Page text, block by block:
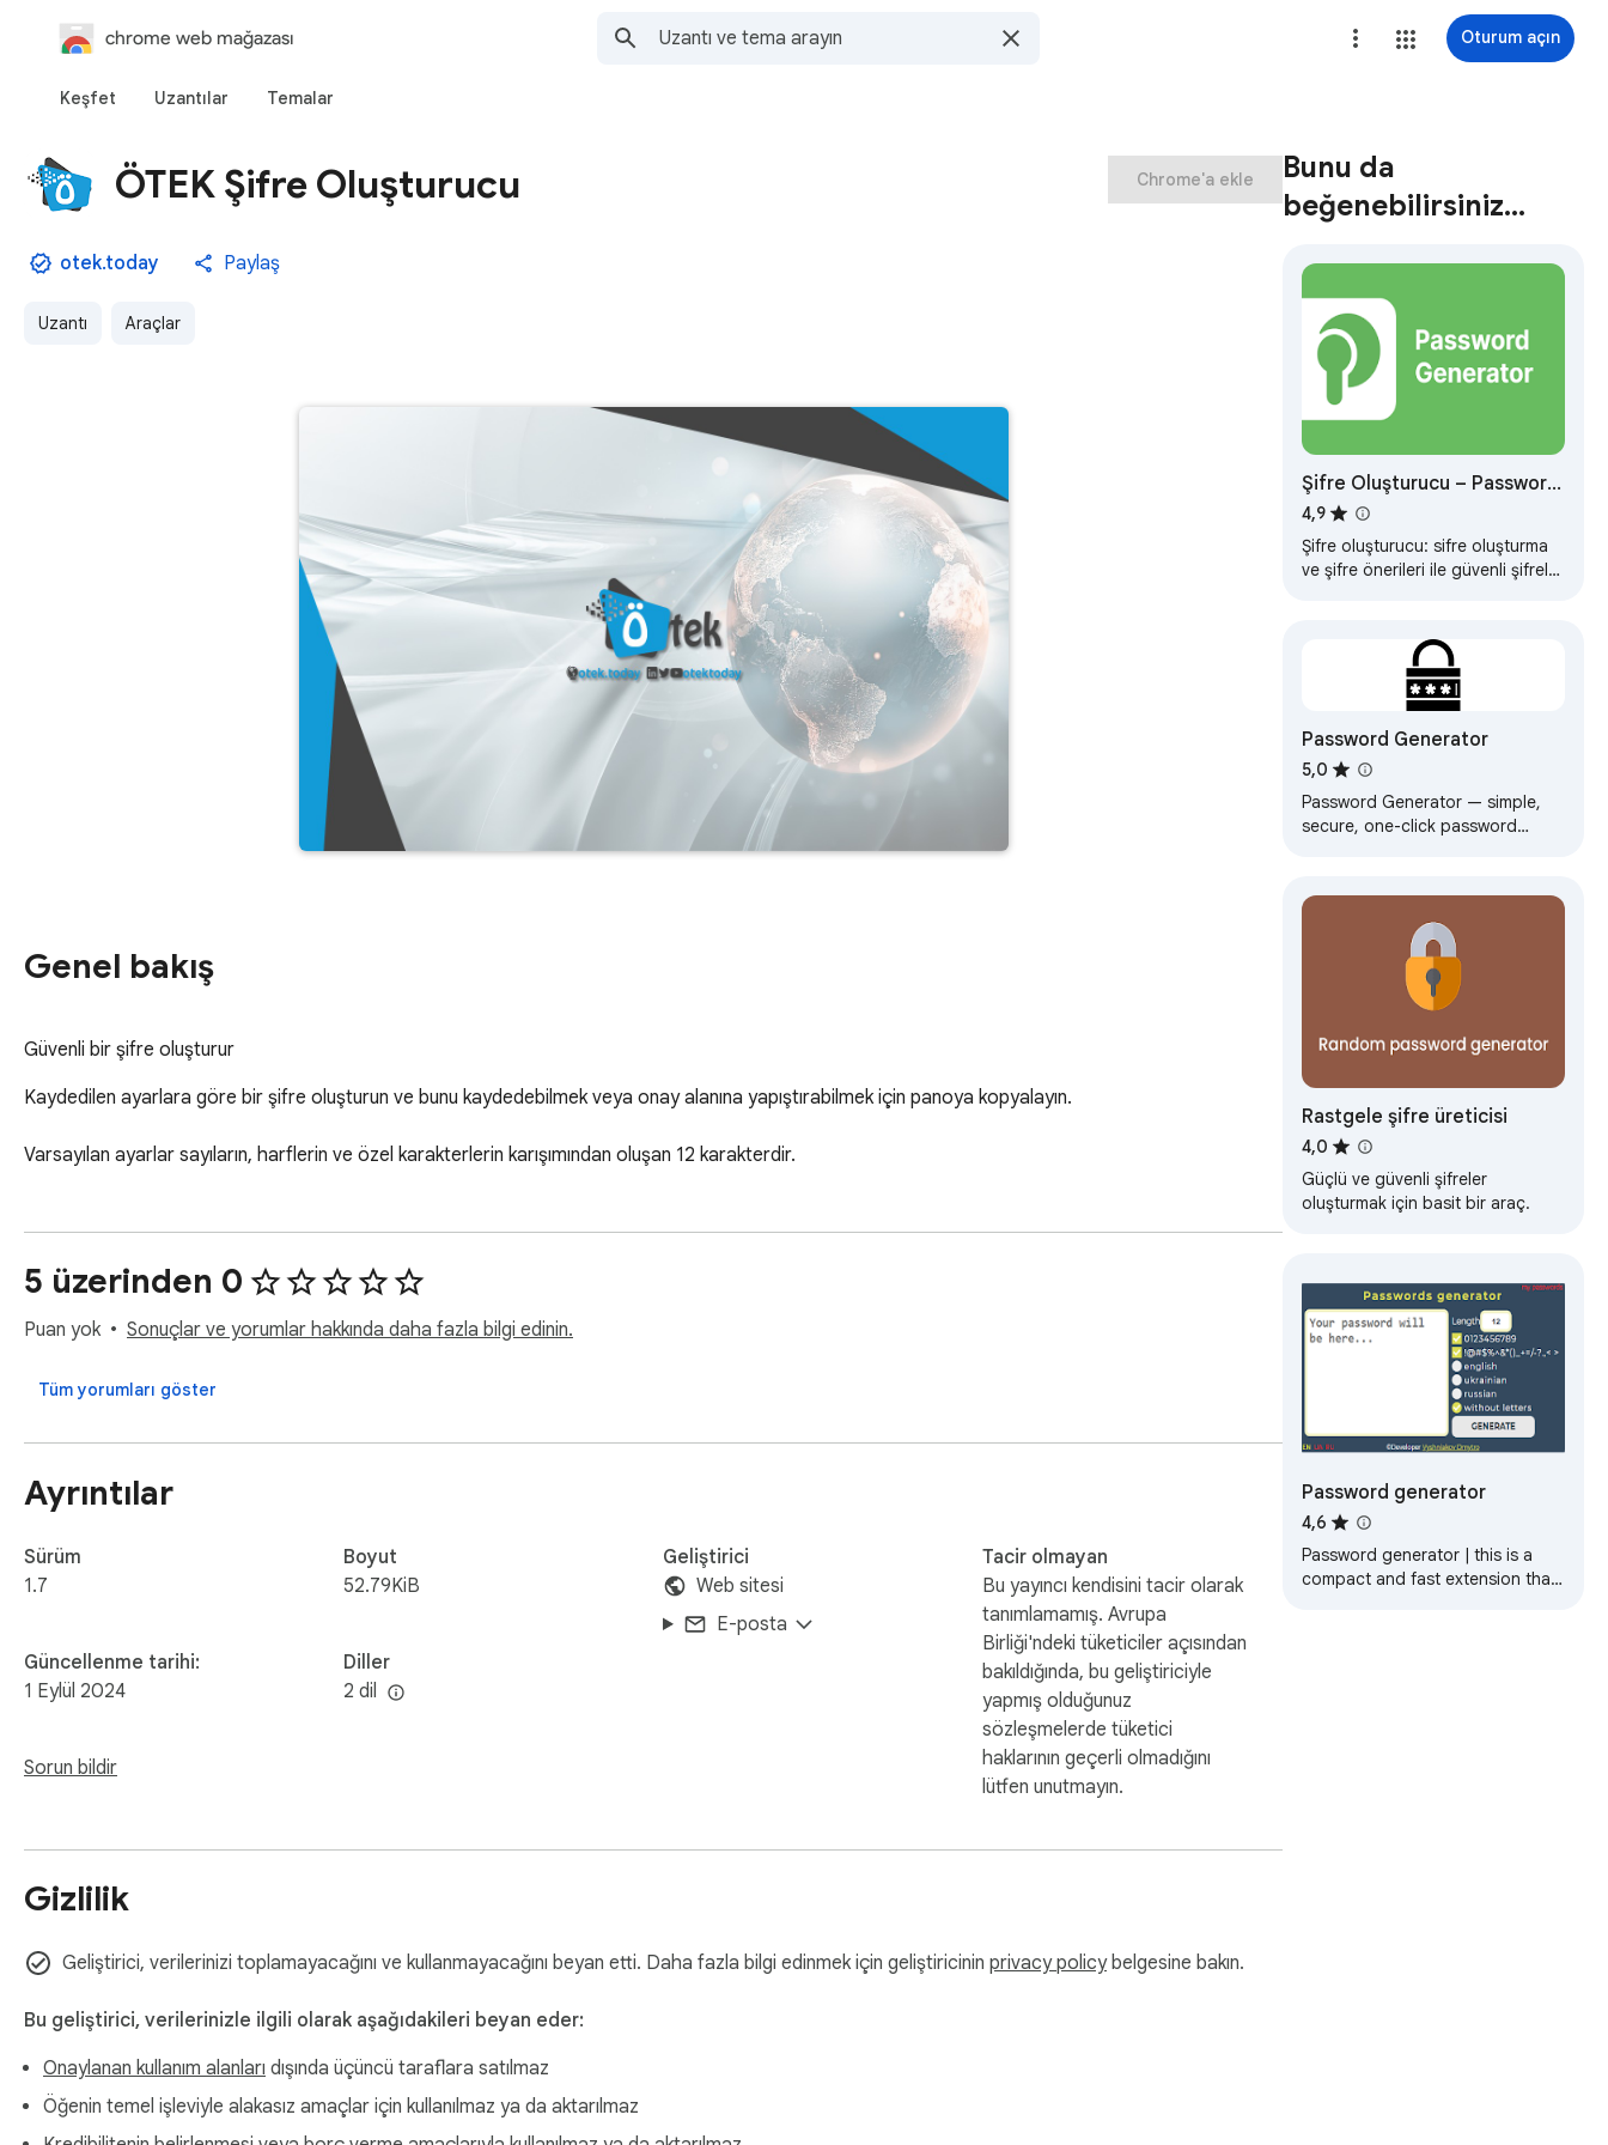
chrome web mağazası Oturum açın
Keşfet Uzantılar Temalar
ÖTEK Şifre Oluşturucu
otek.today Paylaş
Uzantı Araçlar
Chrome'a ekle
Genel bakış
Güvenli bir şifre oluşturur
Kaydedilen ayarlara göre bir şifre oluşturun ve bunu kaydedebilmek veya onay alanına yapıştırabilmek için panoya kopyalayın.
Varsayılan ayarlar sayıların, harflerin ve özel karakterlerin karışımından oluşan 12 karakterdir.
5 üzerinden 0
Puan yok Sonuçlar ve yorumlar hakkında daha fazla bilgi edinin.
Tüm yorumları göster
Ayrıntılar
Sürüm
1.7
Güncellenme tarihi:
1 Eylül 2024
Sorun bildir
Boyut
52.79KiB
Diller
2 dil
Geliştirici
Web sitesi
E-posta
Tacir olmayan
Bu yayıncı kendisini tacir olarak
tanımlamamış. Avrupa
Birliği'ndeki tüketiciler açısından
bakıldığında, bu geliştiriciyle
yapmış olduğunuz
sözleşmelerde tüketici
haklarının geçerli olmadığını
lütfen unutmayın.
Gizlilik
Geliştirici, verilerinizi toplamayacağını ve kullanmayacağını beyan etti. Daha fazla bilgi edinmek için geliştiricinin privacy policybelgesine bakın.
Bu geliştirici, verilerinizle ilgili olarak aşağıdakileri beyan eder:
Onaylanan kullanım alanları dışında üçüncü taraflara satılmaz
Öğenin temel işleviyle alakasız amaçlar için kullanılmaz ya da aktarılmaz
Bunu da
beğenebilirsiniz…
Şifre Oluşturucu – Password
Generator
4,9
Şifre oluşturucu: sifre oluşturma
ve şifre önerileri ile güvenli şifreler
Password Generator
5,0
Password Generator — simple,
secure, one-click password
Rastgele şifre üreticisi
4,0
Güçlü ve güvenli şifreler
oluşturmak için basit bir araç.
Password generator
4,6
Password generator | this is a
compact and fast extension that